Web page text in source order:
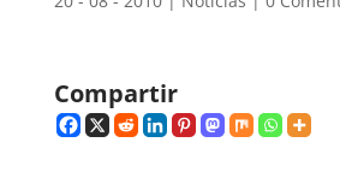
Compartir